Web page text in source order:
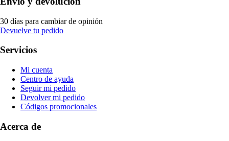
30 días para cambiar de opinión
Devuelve tu pedido
Servicios
Mi cuenta
Centro de ayuda
Seguir mi pedido
Devolver mi pedido
Códigos promocionales
Acerca de